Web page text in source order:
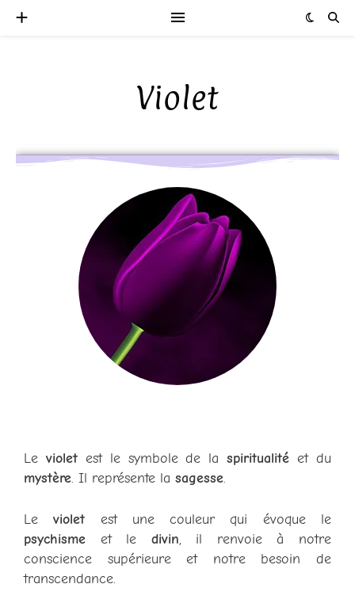
Violet
Le violetest le symbole de laspiritualité et du
mystère. Il représente la sagesse.
Leviolet est une couleur qui évoque le
psychisme et le divin, il renvoie à notre
conscience supérieure et notre besoin de
transcendance.